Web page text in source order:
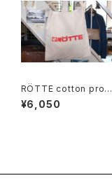
RÖTTE cotton prom
otional shoulder Ba
g
¥6,050